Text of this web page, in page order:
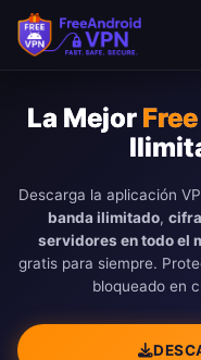
Saltar al contenido
La Mejor
Descarga la aplicación
banda ilimitado,
servidores en todo el
gratis para siempre.
bloqueado en